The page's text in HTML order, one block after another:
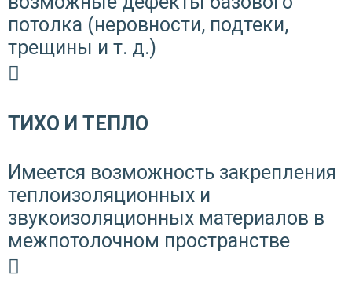
потолка (неровности, подтеки,
трещины и т. д.)
ТИХО И ТЕПЛО
Имеется возможность закрепления
теплоизоляционных и
звукоизоляционных материалов в
межпотолочном пространстве